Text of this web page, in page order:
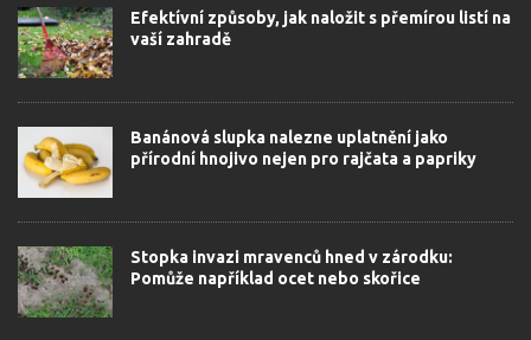
Efektívní způsoby, jak naložit s přemírou listí na
vaší zahradě
Banánová slupka nalezne uplatnění jako
přírodní hnojivo nejen pro rajčata a papriky
Stopka invazi mravenců hned v zárodku:
Pomůže například ocet nebo skořice